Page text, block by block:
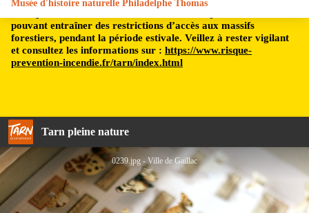
pouvant entraîner des restrictions d’accès aux massifs
forestiers, pendant la période estivale. Veillez à rester vigilant
et consultez les informations sur : https://www.risque-
prevention-incendie.fr/tarn/index.html
Tarn pleine nature
Musée d'histoire naturelle Philadelphe Thomas
0239.jpg - Ville de Gaillac